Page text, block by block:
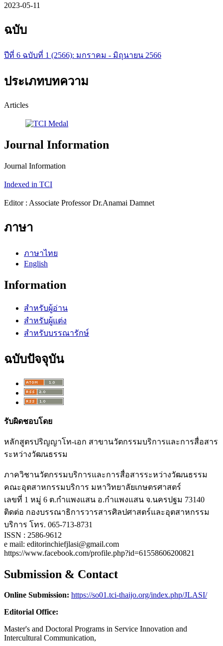
2023-05-11
ฉบับ
ปีที่ 6 ฉบับที่ 1 (2566): มกราคม - มิถุนายน 2566
ประเภทบทความ
Articles
Journal Information
Journal Information
Indexed in TCI
Editor : Associate Professor Dr.Anamai Damnet
ภาษา
ภาษาไทย
English
Information
สำหรับผู้อ่าน
สำหรับผู้แต่ง
สำหรับบรรณารักษ์
ฉบับปัจจุบัน
รับผิดชอบโดย
หลักสูตรปริญญาโท-เอก สาขานวัตกรรมบริการและการสื่อสาร
ระหว่างวัฒนธรรม
ภาควิชานวัตกรรมบริการและการสื่อสารระหว่างวัฒนธรรม
คณะอุตสาหกรรมบริการ มหาวิทยาลัยเกษตรศาสตร์
เลขที่ 1 หมู่ 6 ต.กำแพงแสน อ.กำแพงแสน จ.นครปฐม 73140
ติดต่อ กองบรรณาธิการวารสารศิลปศาสตร์และอุตสาหกรรม
บริการ โทร. 065-713-8731
ISSN : 2586-9612
e mail: editorinchiefjlasi@gmail.com
https://www.facebook.com/profile.php?id=61558606200821
Submission & Contact
Online Submission: https://so01.tci-thaijo.org/index.php/JLASI/
Editorial Office:
Master's and Doctoral Programs in Service Innovation and
Intercultural Communication,